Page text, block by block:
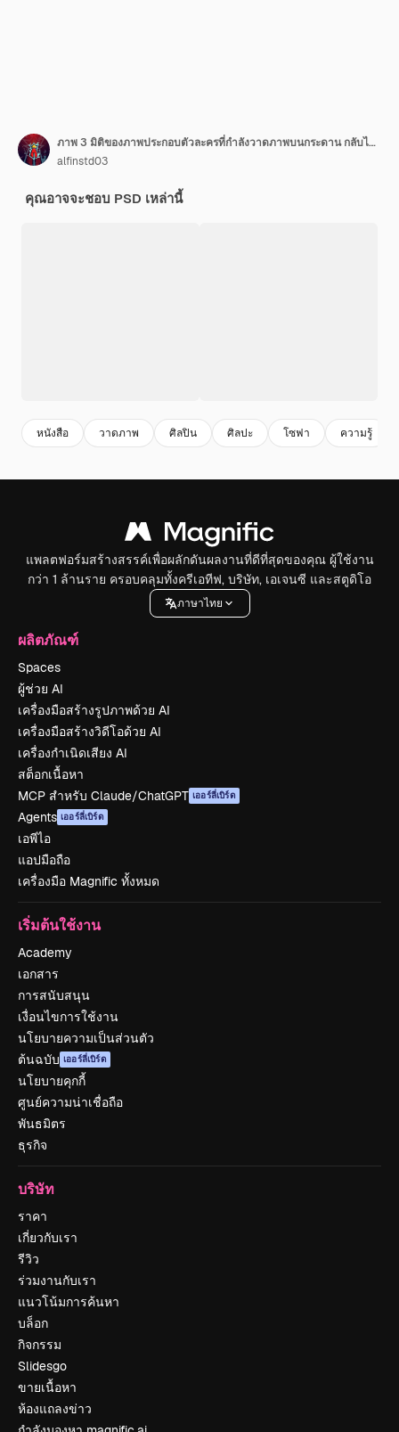
ภาพ 3 มิติของภาพประกอบตัวละครที่กำลังวาดภาพบนกระดาน กลับไปโรงเรียน
alfinstd03
คุณอาจจะชอบ PSD เหล่านี้
หนังสือ วาดภาพ ศิลปิน ศิลปะ โซฟา ความรู้
แพลตฟอร์มสร้างสรรค์เพื่อผลักดันผลงานที่ดีที่สุดของคุณ ผู้ใช้งาน
กว่า 1 ล้านราย ครอบคลุมทั้งครีเอทีฟ, บริษัท, เอเจนซี และสตูดิโอ
ภาษาไทย
ผลิตภัณฑ์
Spaces
ผู้ช่วย AI
เครื่องมือสร้างรูปภาพด้วย AI
เครื่องมือสร้างวิดีโอด้วย AI
เครื่องกำเนิดเสียง AI
สต็อกเนื้อหา
MCP สำหรับ Claude/ChatGPT เออร์ลี่เบิร์ด
Agents เออร์ลี่เบิร์ด
เอพีไอ
แอปมือถือ
เครื่องมือ Magnific ทั้งหมด
เริ่มต้นใช้งาน
Academy
เอกสาร
การสนับสนุน
เงื่อนไขการใช้งาน
นโยบายความเป็นส่วนตัว
ต้นฉบับ เออร์ลี่เบิร์ด
นโยบายคุกกี้
ศูนย์ความน่าเชื่อถือ
พันธมิตร
ธุรกิจ
บริษัท
ราคา
เกี่ยวกับเรา
รีวิว
ร่วมงานกับเรา
แนวโน้มการค้นหา
บล็อก
กิจกรรม
Slidesgo
ขายเนื้อหา
ห้องแถลงข่าว